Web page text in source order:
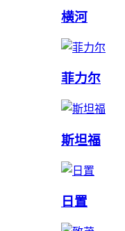
横河
菲力尔
斯坦福
日置